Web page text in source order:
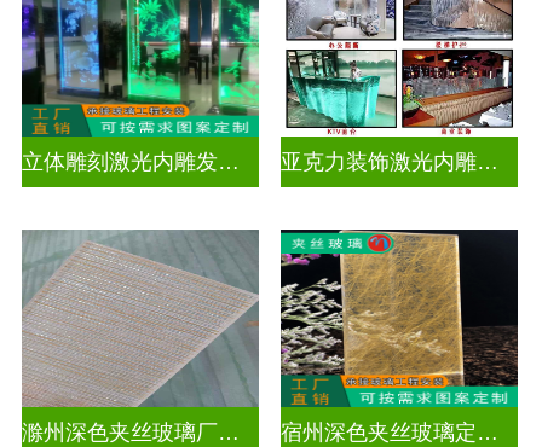
立体雕刻激光内雕发光艺术玻璃 亚克力装饰激光内雕屏风
滁州深色夹丝玻璃厂家联系电话 宿州深色夹丝玻璃定做店